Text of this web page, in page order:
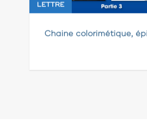
LETTRE
Chaine colorimétique,